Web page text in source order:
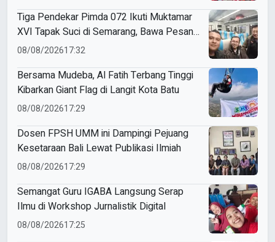
Tiga Pendekar Pimda 072 Ikuti Muktamar
XVI Tapak Suci di Semarang, Bawa Pesan
Penguatan Kaderisasi
08/08/202617:32
Bersama Mudeba, Al Fatih Terbang Tinggi
Kibarkan Giant Flag di Langit Kota Batu
08/08/202617:29
Dosen FPSH UMM ini Dampingi Pejuang
Kesetaraan Bali Lewat Publikasi Ilmiah
08/08/202617:29
Semangat Guru IGABA Langsung Serap
Ilmu di Workshop Jurnalistik Digital
08/08/202617:25